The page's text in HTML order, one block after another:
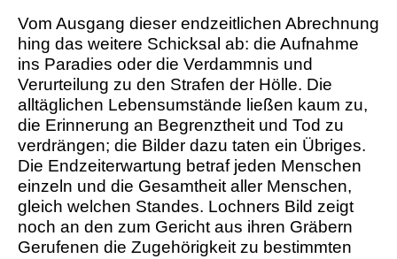
Vom Ausgang dieser endzeitlichen Abrechnung
hing das weitere Schicksal ab: die Aufnahme
ins Paradies oder die Verdammnis und
Verurteilung zu den Strafen der Hölle. Die
alltäglichen Lebensumstände ließen kaum zu,
die Erinnerung an Begrenztheit und Tod zu
verdrängen; die Bilder dazu taten ein Übriges.
Die Endzeiterwartung betraf jeden Menschen
einzeln und die Gesamtheit aller Menschen,
gleich welchen Standes. Lochners Bild zeigt
noch an den zum Gericht aus ihren Gräbern
Gerufenen die Zugehörigkeit zu bestimmten